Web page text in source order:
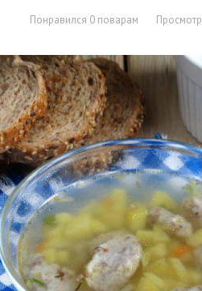
Понравился 0 поварам